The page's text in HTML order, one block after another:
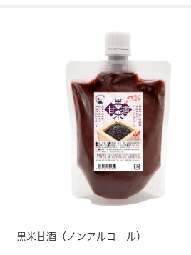
黒米甘酒（ノンアルコール）